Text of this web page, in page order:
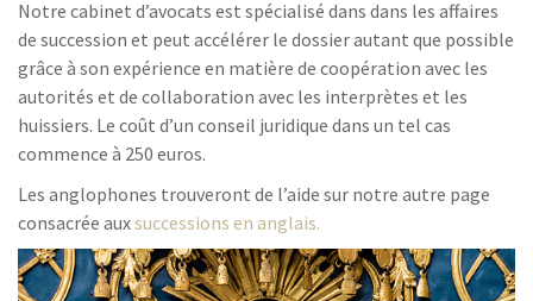
Notre cabinet d’avocats est spécialisé dans dans les affaires
de succession et peut accélérer le dossier autant que possible
grâce à son expérience en matière de coopération avec les
autorités et de collaboration avec les interprètes et les
huissiers. Le coût d’un conseil juridique dans un tel cas
commence à 250 euros.
Les anglophones trouveront de l’aide sur notre autre page
consacrée auxsuccessions en anglais.